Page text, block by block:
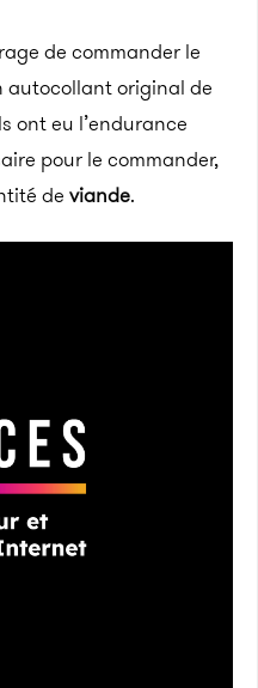
de commander le
autocollant original de
ont eu l’endurance
pour le commander,
de viande.